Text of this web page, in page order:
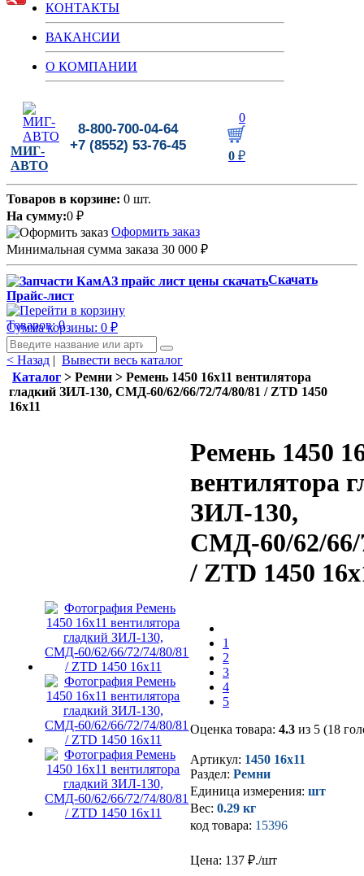
КОНТАКТЫ
ВАКАНСИИ
О КОМПАНИИ
МИГ-
АВТО
8-800-700-04-64
+7 (8552) 53-76-45
0
0 ₽
Товаров в корзине: 0 шт.
На сумму:0 ₽
Оформить заказ
Минимальная сумма заказа 30 000 ₽
Скачать
Прайс-лист
Товаров: 0
Сумма корзины: 0 ₽
< Назад | Вывести весь каталог
Каталог > Ремни > Ремень 1450 16x11 вентилятора
гладкий ЗИЛ-130, СМД-60/62/66/72/74/80/81 / ZTD 1450
16х11
Ремень 1450
вентилятора
ЗИЛ-130,
СМД-60/62/66/
/ ZTD 1450
1
2
3
4
5
Оценка товара: 4.3 из 5 (18
Артикул: 1450 16х11
Раздел: Ремни
Единица измерения: шт
Вес: 0.29 кг
код товара: 15396
Цена: 137 ₽./шт